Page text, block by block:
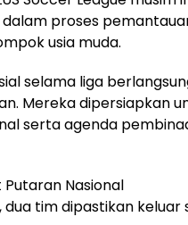
proses
usia muda.
selama liga
Mereka dipersiapkan
serta agenda
Putaran Nasional
tim dipastikan keluar